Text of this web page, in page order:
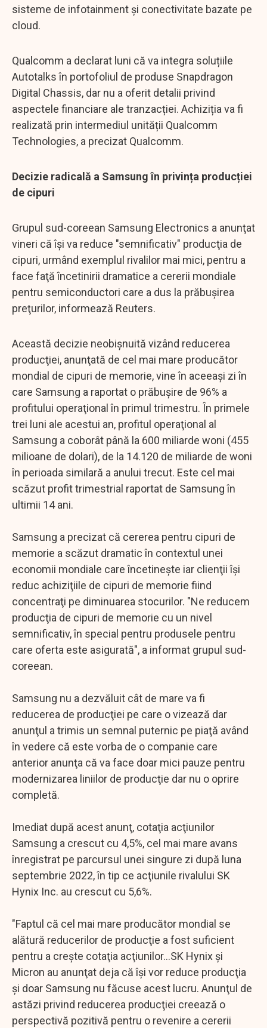
sisteme de infotainment și conectivitate bazate pe
cloud.
Qualcomm a declarat luni că va integra soluțiile
Autotalks în portofoliul de produse Snapdragon
Digital Chassis, dar nu a oferit detalii privind
aspectele financiare ale tranzacției. Achiziția va fi
realizată prin intermediul unității Qualcomm
Technologies, a precizat Qualcomm.
Decizie radicală a Samsung în privința producției
de cipuri
Grupul sud-coreean Samsung Electronics a anunţat
vineri că îşi va reduce "semnificativ" producţia de
cipuri, urmând exemplul rivalilor mai mici, pentru a
face faţă încetinirii dramatice a cererii mondiale
pentru semiconductori care a dus la prăbuşirea
preţurilor, informează Reuters.
Această decizie neobişnuită vizând reducerea
producţiei, anunţată de cel mai mare producător
mondial de cipuri de memorie, vine în aceeaşi zi în
care Samsung a raportat o prăbuşire de 96% a
profitului operaţional în primul trimestru. În primele
trei luni ale acestui an, profitul operaţional al
Samsung a coborât până la 600 miliarde woni (455
milioane de dolari), de la 14.120 de miliarde de woni
în perioada similară a anului trecut. Este cel mai
scăzut profit trimestrial raportat de Samsung în
ultimii 14 ani.
Samsung a precizat că cererea pentru cipuri de
memorie a scăzut dramatic în contextul unei
economii mondiale care încetineşte iar clienţii îşi
reduc achiziţiile de cipuri de memorie fiind
concentraţi pe diminuarea stocurilor. "Ne reducem
producţia de cipuri de memorie cu un nivel
semnificativ, în special pentru produsele pentru
care oferta este asigurată", a informat grupul sud-
coreean.
Samsung nu a dezvăluit cât de mare va fi
reducerea de producţiei pe care o vizează dar
anunţul a trimis un semnal puternic pe piaţă având
în vedere că este vorba de o companie care
anterior anunţa că va face doar mici pauze pentru
modernizarea liniilor de producţie dar nu o oprire
completă.
Imediat după acest anunţ, cotaţia acţiunilor
Samsung a crescut cu 4,5%, cel mai mare avans
înregistrat pe parcursul unei singure zi după luna
septembrie 2022, în tip ce acţiunile rivalului SK
Hynix Inc. au crescut cu 5,6%.
"Faptul că cel mai mare producător mondial se
alătură reducerilor de producţie a fost suficient
pentru a creşte cotaţia acţiunilor...SK Hynix şi
Micron au anunţat deja că îşi vor reduce producţia
şi doar Samsung nu făcuse acest lucru. Anunţul de
astăzi privind reducerea producţiei creează o
perspectivă pozitivă pentru o revenire a cererii